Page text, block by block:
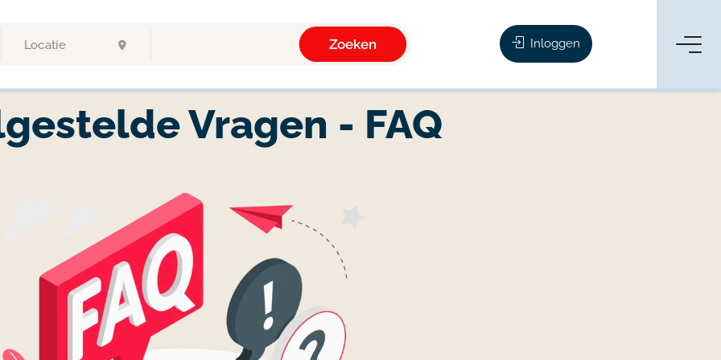
Zoeken Inloggen
Vragen - FAQ